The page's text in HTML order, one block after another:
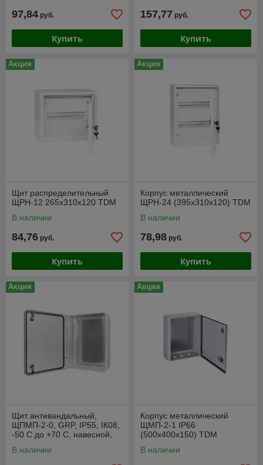
97,84 руб.
Купить
157,77 руб.
Купить
Акция
Щит распределительный
ЩРН-12 265х310х120 TDM
В наличии
84,76 руб.
Купить
Акция
Корпус металлический
ЩРН-24 (395х310х120) TDM
В наличии
78,98 руб.
Купить
Акция
Щит антивандальный,
ЩПМП-2-0, GRP, IP55, IК08,
-50 С до +70 С, навесной,
В наличии
Акция
Корпус металлический
ЩМП-2-1 IP66
(500х400х150) TDM
В наличии